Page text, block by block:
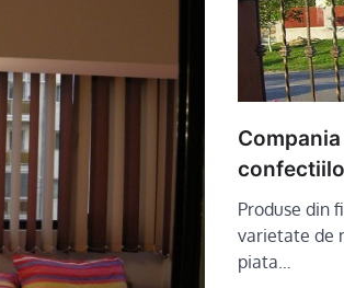
Produse din
varietate de
piata…